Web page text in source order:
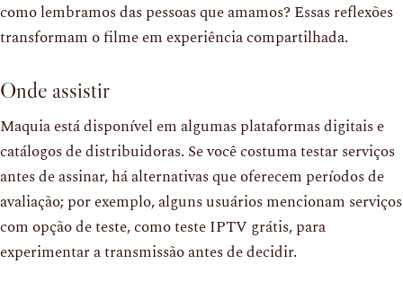
como lembramos das pessoas que amamos? Essas reflexões
transformam o filme em experiência compartilhada.
Onde assistir
Maquia está disponível em algumas plataformas digitais e
catálogos de distribuidoras. Se você costuma testar serviços
antes de assinar, há alternativas que oferecem períodos de
avaliação; por exemplo, alguns usuários mencionam serviços
com opção de teste, como teste IPTV grátis, para
experimentar a transmissão antes de decidir.